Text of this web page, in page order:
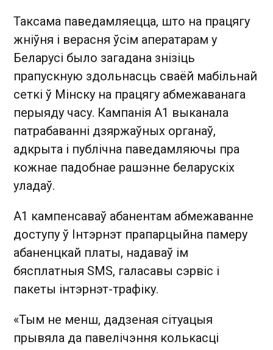
Таксама паведамляецца, што на працягу
жніўня і верасня ўсім аператарам у
Беларусі было загадана знізіць
прапускную здольнасць сваёй мабільнай
сеткі ў Мінску на працягу абмежаванага
перыяду часу. Кампанія А1 выканала
патрабаванні дзяржаўных органаў,
адкрыта і публічна паведамляючы пра
кожнае падобнае рашэнне беларускіх
уладаў.
А1 кампенсаваў абанентам абмежаванне
доступу ў Інтэрнэт прапарцыйна памеру
абаненцкай платы, надаваў ім
бясплатныя SMS, галасавы сэрвіс і
пакеты інтэрнэт-трафіку.
«Тым не менш, дадзеная сітуацыя
прывяла да павелічэння колькасці